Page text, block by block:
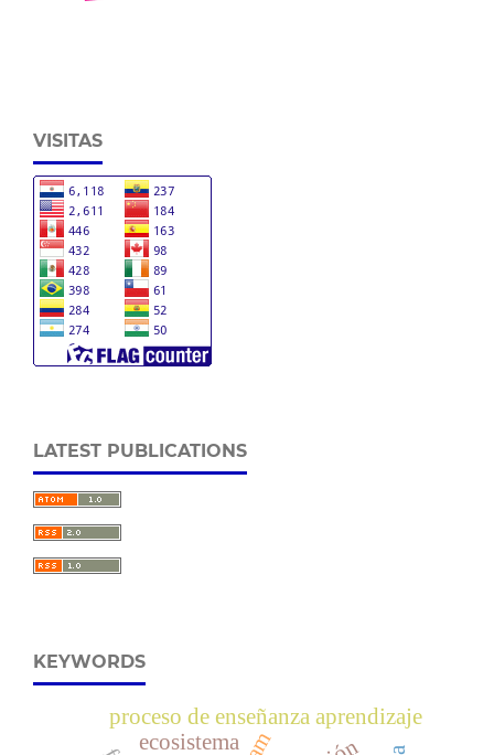
VISITAS
LATEST PUBLICATIONS
KEYWORDS
proceso de enseñanza aprendizaje
ecosistema